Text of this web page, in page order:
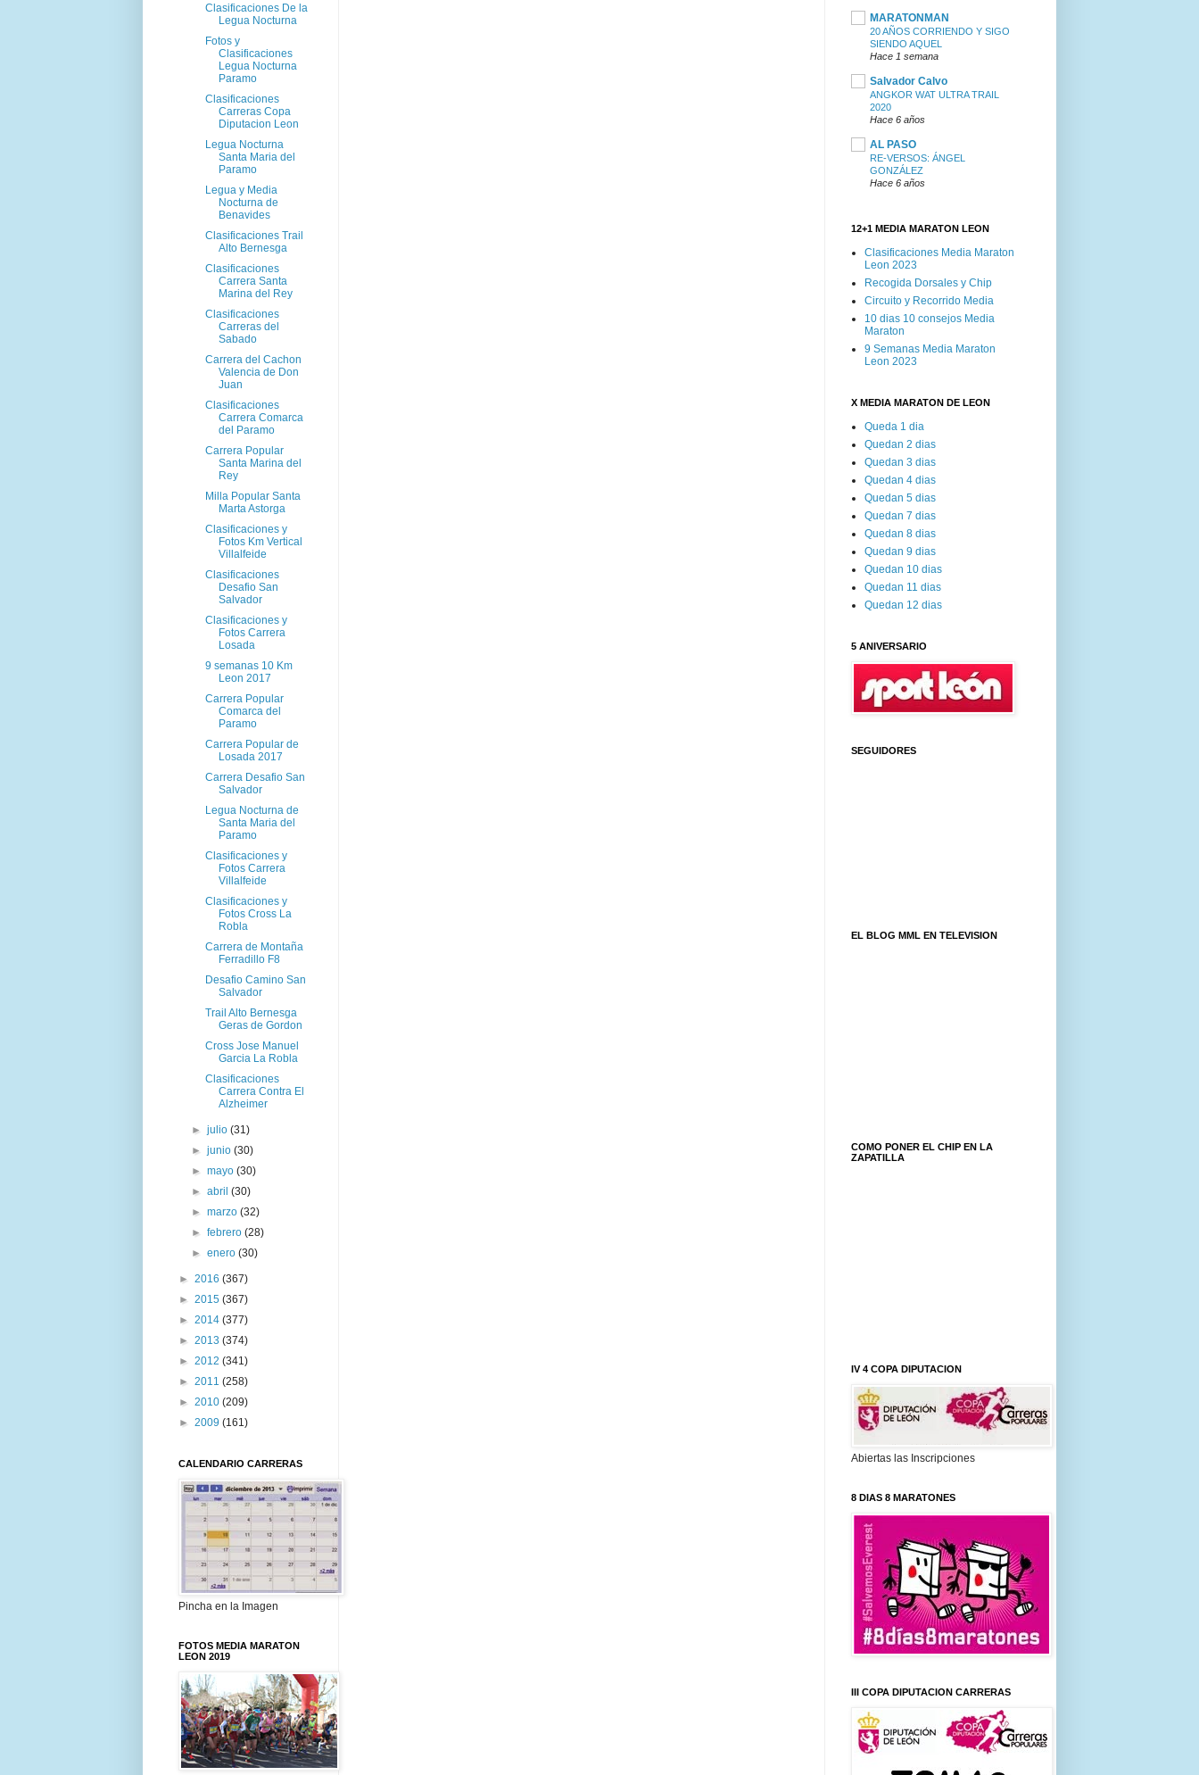
Clasificaciones De la
Legua Nocturna
Fotos y
Clasificaciones
Legua Nocturna
Paramo
Clasificaciones
Carreras Copa
Diputacion Leon
Legua Nocturna
Santa Maria del
Paramo
Legua y Media
Nocturna de
Benavides
Clasificaciones Trail
Alto Bernesga
Clasificaciones
Carrera Santa
Marina del Rey
Clasificaciones
Carreras del
Sabado
Carrera del Cachon
Valencia de Don
Juan
Clasificaciones
Carrera Comarca
del Paramo
Carrera Popular
Santa Marina del
Rey
Milla Popular Santa
Marta Astorga
Clasificaciones y
Fotos Km Vertical
Villalfeide
Clasificaciones
Desafio San
Salvador
Clasificaciones y
Fotos Carrera
Losada
9 semanas 10 Km
Leon 2017
Carrera Popular
Comarca del
Paramo
Carrera Popular de
Losada 2017
Carrera Desafio San
Salvador
Legua Nocturna de
Santa Maria del
Paramo
Clasificaciones y
Fotos Carrera
Villalfeide
Clasificaciones y
Fotos Cross La
Robla
Carrera de Montaña
Ferradillo F8
Desafio Camino San
Salvador
Trail Alto Bernesga
Geras de Gordon
Cross Jose Manuel
Garcia La Robla
Clasificaciones
Carrera Contra El
Alzheimer
►julio(31)
►junio(30)
►mayo(30)
►abril(30)
►marzo(32)
►febrero(28)
►enero(30)
► 2016 (367)
► 2015 (367)
► 2014 (377)
► 2013 (374)
► 2012 (341)
► 2011 (258)
► 2010 (209)
► 2009 (161)
CALENDARIO CARRERAS
Pincha en la Imagen
FOTOS MEDIA MARATON
LEON 2019
MARATONMAN
20 AÑOS CORRIENDO Y SIGO
SIENDO AQUEL
Hace 1 semana
Salvador Calvo
ANGKOR WAT ULTRA TRAIL
2020
Hace 6 años
AL PASO
RE-VERSOS: ÁNGEL
GONZÁLEZ
Hace 6 años
12+1 MEDIA MARATON LEON
Clasificaciones Media Maraton
Leon 2023
Recogida Dorsales y Chip
Circuito y Recorrido Media
10 dias 10 consejos Media
Maraton
9 Semanas Media Maraton
Leon 2023
X MEDIA MARATON DE LEON
Queda 1 dia
Quedan 2 dias
Quedan 3 dias
Quedan 4 dias
Quedan 5 dias
Quedan 7 dias
Quedan 8 dias
Quedan 9 dias
Quedan 10 dias
Quedan 11 dias
Quedan 12 dias
5 ANIVERSARIO
SEGUIDORES
EL BLOG MML EN TELEVISION
COMO PONER EL CHIP EN LA
ZAPATILLA
IV 4 COPA DIPUTACION
Abiertas las Inscripciones
8 DIAS 8 MARATONES
III COPA DIPUTACION CARRERAS